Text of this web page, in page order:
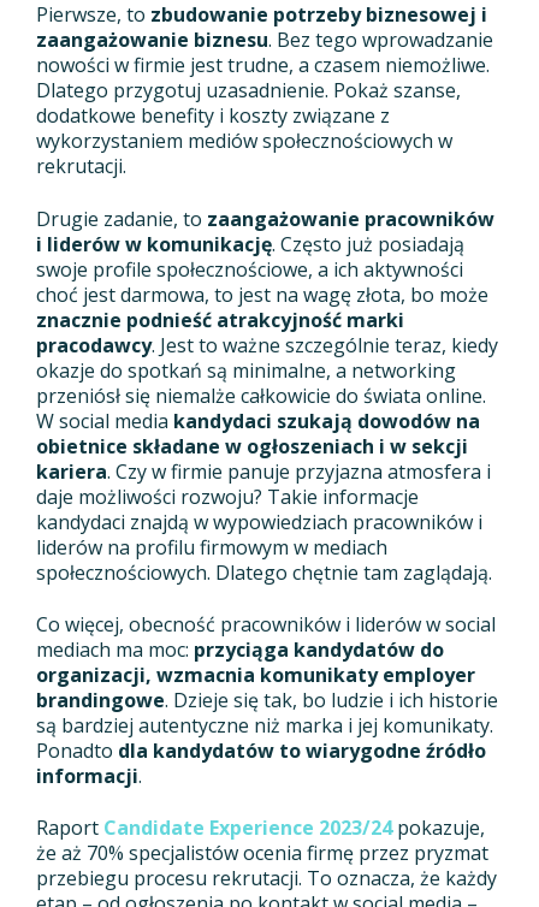
Pierwsze, to zbudowanie potrzeby biznesowej i
zaangażowanie biznesu. Bez tego wprowadzanie
nowości w firmie jest trudne, a czasem niemożliwe.
Dlatego przygotuj uzasadnienie. Pokaż szanse,
dodatkowe benefity i koszty związane z
wykorzystaniem mediów społecznościowych w
rekrutacji.
Drugie zadanie, to zaangażowanie pracowników
i liderów w komunikację. Często już posiadają
swoje profile społecznościowe, a ich aktywności
choć jest darmowa, to jest na wagę złota, bo może
znacznie podnieść atrakcyjność marki
pracodawcy. Jest to ważne szczególnie teraz, kiedy
okazje do spotkań są minimalne, a networking
przeniósł się niemalże całkowicie do świata online.
W social media kandydaci szukają dowodów na
obietnice składane w ogłoszeniach i w sekcji
kariera. Czy w firmie panuje przyjazna atmosfera i
daje możliwości rozwoju? Takie informacje
kandydaci znajdą w wypowiedziach pracowników i
liderów na profilu firmowym w mediach
społecznościowych. Dlatego chętnie tam zaglądają.
Co więcej, obecność pracowników i liderów w social
mediach ma moc: przyciąga kandydatów do
organizacji, wzmacnia komunikaty employer
brandingowe. Dzieje się tak, bo ludzie i ich historie
są bardziej autentyczne niż marka i jej komunikaty.
Ponadto dla kandydatów to wiarygodne źródło
informacji.
Raport Candidate Experience 2023/24pokazuje,
że aż 70% specjalistów ocenia firmę przez pryzmat
przebiegu procesu rekrutacji. To oznacza, że każdy